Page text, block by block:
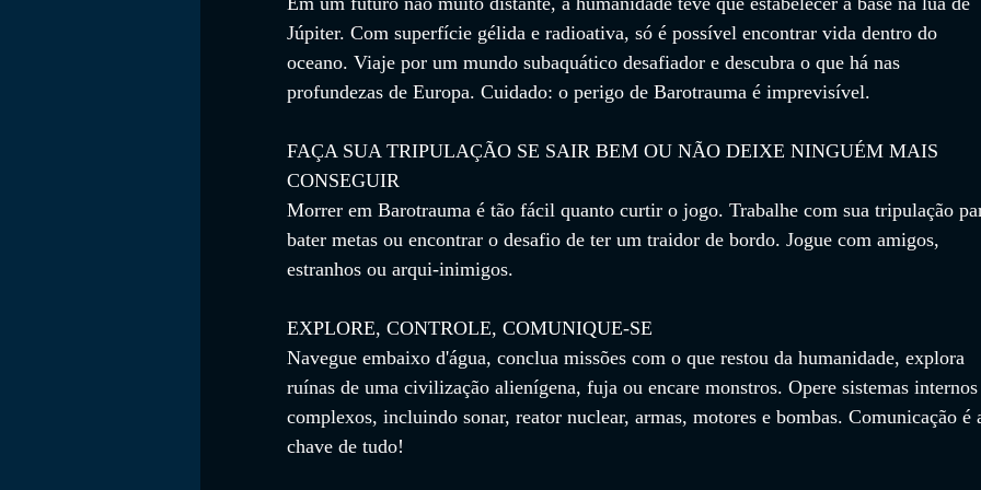
Júpiter. Com superfície gélida e radioativa, só é possível encontrar vida dentro do
oceano. Viaje por um mundo subaquático desafiador e descubra o que há nas
profundezas de Europa. Cuidado: o perigo de Barotrauma é imprevisível.
FAÇA SUA TRIPULAÇÃO SE SAIR BEM OU NÃO DEIXE NINGUÉM MAIS
CONSEGUIR
Morrer em Barotrauma é tão fácil quanto curtir o jogo. Trabalhe com sua tripulação
bater metas ou encontrar o desafio de ter um traidor de bordo. Jogue com amigos,
estranhos ou arqui-inimigos.
EXPLORE, CONTROLE, COMUNIQUE-SE
Navegue embaixo d'água, conclua missões com o que restou da humanidade, explora
ruínas de uma civilização alienígena, fuja ou encare monstros. Opere sistemas internos
complexos, incluindo sonar, reator nuclear, armas, motores e bombas. Comunicação é
chave de tudo!